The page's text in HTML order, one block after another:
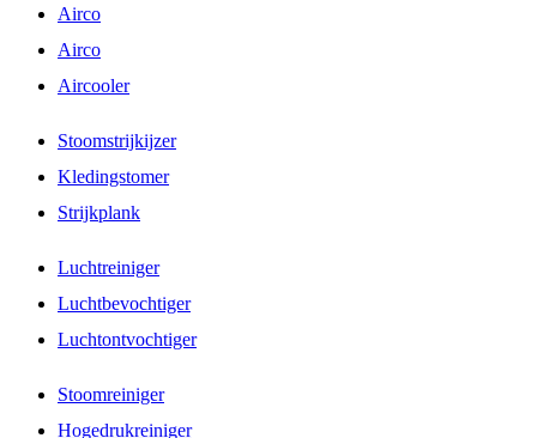
Airco
Airco
Aircooler
Stoomstrijkijzer
Kledingstomer
Strijkplank
Luchtreiniger
Luchtbevochtiger
Luchtontvochtiger
Stoomreiniger
Hogedrukreiniger